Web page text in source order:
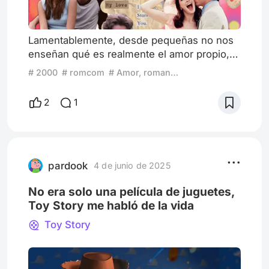
Lamentablemente, desde pequeñas no nos
enseñan qué es realmente el amor propio, la
industria del cine muchas veces lo ha
simplificado en; hacernos skincare, leer
revistas de moda, pintarnos las uñas o ver lo
que nos gusta. Y sí, eso puede ser parte…
constante búsqueda de aprobación, no h
# 2000 # romcom # Amor, romance, idealización
2 1
pardook 4 de junio de 2025
No era solo una película de juguetes,
Toy Story me habló de la vida
Toy Story